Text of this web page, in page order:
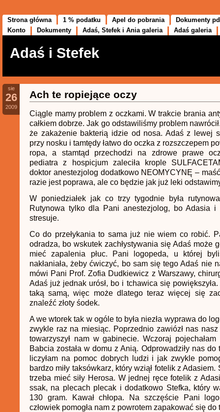
Strona główna 1 % podatku Apel do pobrania
Dokumenty
Konto
Dokumenty Adaś, Stefek i Ania galeria Adaś galeria
Adaś i Stefek
sie
26
2009
Ach te ropiejące oczy
Ciągle mamy problem z oczkami. W trakcie brania
całkiem dobrze. Jak go odstawiliśmy problem
że zakażenie bakterią idzie od nosa. Adaś z lewej
przy nosku i tamtędy łatwo do oczka z rozszczepem
ropa, a stamtąd przechodzi na zdrowe prawe
pediatra z hospicjum zaleciła krople
doktor anestezjolog dodatkowo NEOMYCYNĘ –
razie jest poprawa, ale co będzie jak już leki
W poniedziałek jak co trzy tygodnie była
Rutynowa tylko dla Pani anestezjolog, bo Adasia i
stresuje.
Co do przełykania to sama już nie wiem co robić.
odradza, bo wskutek zachłystywania się Adaś może
mieć zapalenia płuc. Pani logopeda, u której
nakłaniała, żeby ćwiczyć, bo sam się tego Adaś nie
mówi Pani Prof. Zofia Dudkiewicz z Warszawy,
Adaś już jednak urósł, bo i tchawica się
taką samą, więc może dlatego teraz więcej się
znaleźć złoty śodek.
A we wtorek tak w ogóle to była niezła wyprawa do
zwykle raz na miesiąc. Poprzednio zawiózł nas
towarzyszył nam w gabinecie. Wczoraj
Babcia została w domu z Anią. Odprowadziły nas
liczyłam na pomoc dobrych ludzi i jak zwykle
bardzo miły taksówkarz, który wziął fotelik z
trzeba mieć siły Herosa. W jednej ręce fotelik z
ssak, na plecach plecak i dodatkowo Stefka, który
130 gram. Kawał chłopa. Na szczęście Pani
człowiek pomogła nam z powrotem zapakować się do